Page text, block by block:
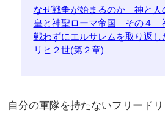
なぜ戦争が始まるのか 神と
皇と神聖ローマ帝国 その４
戦わずにエルサレムを取り返
リヒ２世(第２章)
自分の軍隊を持たないフリード